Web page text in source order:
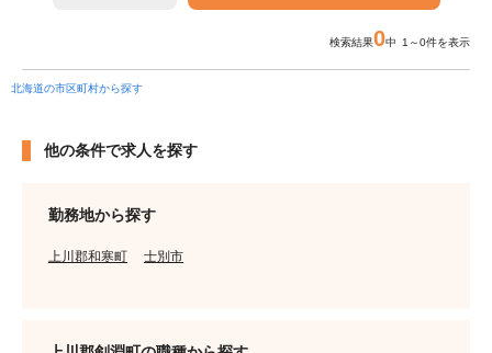
検索結果0中 1～0件を表示
北海道の市区町村から探す
他の条件で求人を探す
勤務地から探す
上川郡和寒町 士別市